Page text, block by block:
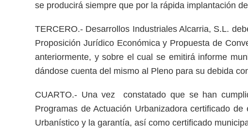
se producirá siempre que por la rápida implantación
TERCERO.- Desarrollos Industriales Alcarria, S.L.
Proposición Jurídico Económica y Propuesta de
anteriormente, y sobre el cual se emitirá informe
dándose cuenta del mismo al Pleno para su debida
CUARTO.- Una vez constatado que se han
Programas de Actuación Urbanizadora certificado
Urbanístico y la garantía, así como certificado